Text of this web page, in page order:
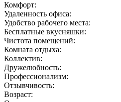
Комфорт:
Удаленность офиса:
Удобство рабочего места:
Бесплатные вкусняшки:
Чистота помещений:
Комната отдыха:
Коллектив:
Дружелюбность:
Профессионализм:
Отзывчивость:
Возраст: